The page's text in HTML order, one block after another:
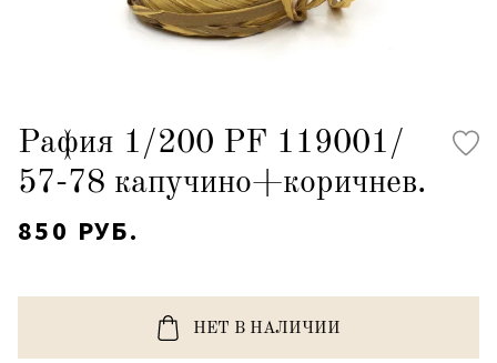
Рафия 1/200 PF 119001/
57-78 капучино+коричнев.
850 РУБ.
НЕТ В НАЛИЧИИ